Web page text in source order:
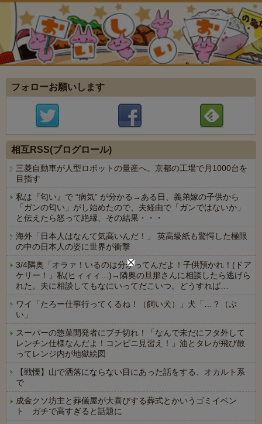
フォローお願いします
相互RSS(ブログロール)
三菱自動車が人型ロボットの量産へ。京都の工場で月1000台を
目指す
私は『匂い』で “病気” が分かる→ある日、義弟嫁の子供から
「ガンの匂い」がし始めたので、夫経由で「ガンではないか」
と伝えたら怒って絶縁、その結果・・・
海外「日本人はなんて気高いんだ！」 英高級紙も驚愕した極限
の中の日本人の姿に世界が衝撃
3/4隣奥「オラァ！いるのは分かってんだよ！子供預かれ！(ドア
ケリー！」私(ヒィィィ…)→隣奥の旦那さんに相談したら逃げら
れた。夫に相談してもなにいってだこいつ。どうすれば…
ワイ「たろー仕事行ってくるね！（飼い犬）」犬「…？（ぷ
い」
スーパーの惣菜開発者にブチ切れ！「なんで未だにフタ外して
レンチン仕様なんだよ！コンビニ見習え！」油とタレが飛び散
ってレンジ内が地獄絵図
【戦慄】山で洒落にならない目にあった話をする、オカルト系
で
成金クソ坊主と葬儀屋が大喜びする葬式とかいうゴミイベン
ト ガチで高すぎると話題に